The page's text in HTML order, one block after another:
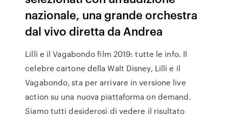
nazionale, una grande orchestra
dal vivo diretta da Andrea
Lilli e il Vagabondo film 2019: tutte le info. Il
celebre cartone della Walt Disney, Lilli e il
Vagabondo, sta per arrivare in versione live
action su una nuova piattaforma on demand.
Siamo tutti desiderosi di vedere il risultato